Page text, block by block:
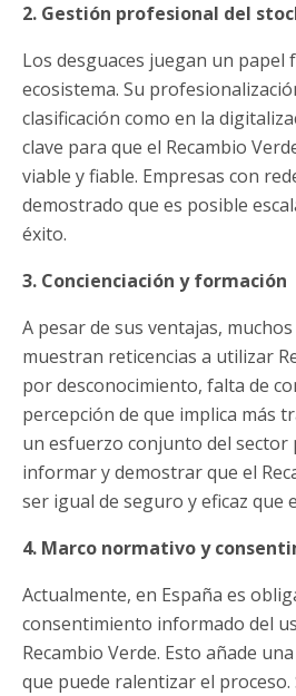
2. Gestión profesional del
Los desguaces juegan un papel
ecosistema. Su
clasificación como en la
clave para que el Recambio
viable y fiable. Empresas con
demostrado que es posible
éxito.
3. Concienciación y formación
A pesar de sus ventajas,
muestran reticencias a utilizar
por desconocimiento, falta de
percepción de que implica más
un esfuerzo conjunto del sector
informar y demostrar que el
ser igual de seguro y eficaz que
4. Marco normativo y
Actualmente, en España es
consentimiento informado del
Recambio Verde. Esto añade
que puede ralentizar el proceso.